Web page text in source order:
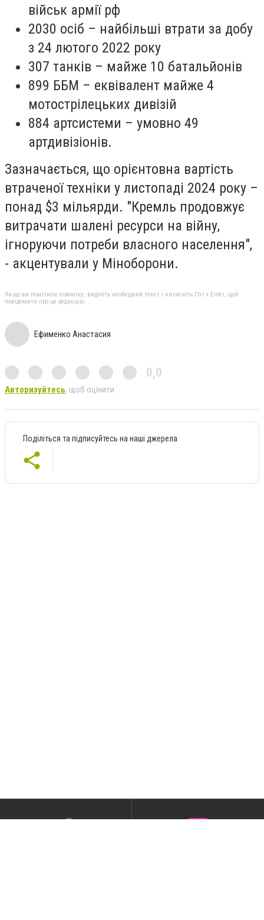
військ армії рф
2030 осіб – найбільші втрати за добу
з 24 лютого 2022 року
307 танків – майже 10 батальйонів
899 ББМ – еквівалент майже 4
мотострілецьких дивізій
884 артсистеми – умовно 49
артдивізіонів.
Зазначається, що орієнтовна вартість
втраченої техніки у листопаді 2024 року –
понад $3 мільярди. "Кремль продовжує
витрачати шалені ресурси на війну,
ігноруючи потреби власного населення",
- акцентували у Міноборони.
Якщо ви помітили помилку, виділіть необхідний текст і натисніть Ctrl + Enter, щоб
повідомити про це редакцію
Ефименко Анастасия
0,0
Авторизуйтесь, щоб оцінити
Поділіться та підписуйтесь на наші джерела